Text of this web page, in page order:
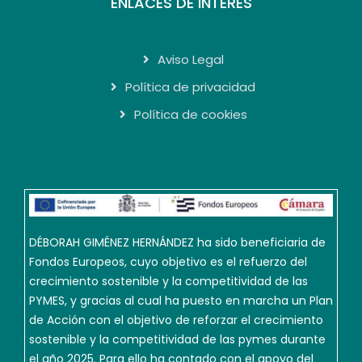
Aviso Legal
Política de privacidad
Política de cookies
DÉBORAH GIMÉNEZ HERNÁNDEZ ha sido beneficiaria de
Fondos Europeos, cuyo objetivo es el refuerzo del
crecimiento sostenible y la competitividad de las
PYMES, y gracias al cual ha puesto en marcha un Plan
de Acción con el objetivo de reforzar el crecimiento
sostenible y la competitividad de las pymes durante
el año 2025. Para ello ha contado con el apoyo del